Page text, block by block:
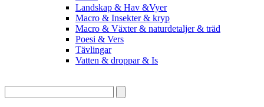
Landskap & Hav &Vyer
Macro & Insekter & kryp
Macro & Växter & naturdetaljer & träd
Poesi & Vers
Tävlingar
Vatten & droppar & Is